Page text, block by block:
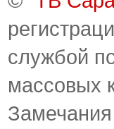
службой
массовых